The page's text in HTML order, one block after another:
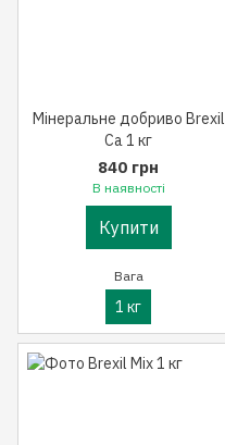
Мінеральне добриво Brexil
Ca 1 кг
840 грн
В наявності
Купити
Вага
1 кг